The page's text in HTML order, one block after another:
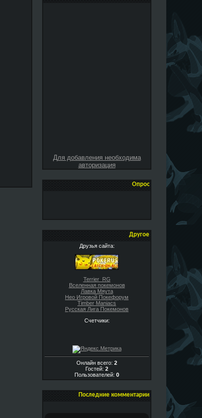
Для добавления необходима
авторизация
Опрос
Другое
Друзья сайта:
Terrier_RG
Вселенная покемонов
Лавка Мяута
Нео Игровой Покефорум
Timber Maniacs
Русская Лига Покемонов
Счетчики:
Онлайн всего: 2
Гостей: 2
Пользователей: 0
Последние комментарии